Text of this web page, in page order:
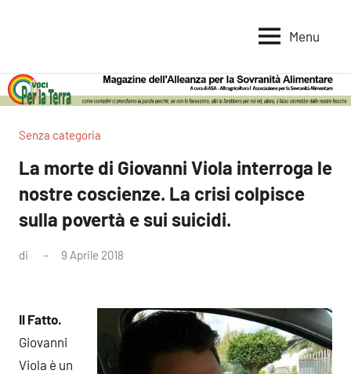
per
la
Terra
per
la
Alimentare
Menu
Senza categoria
La morte di Giovanni Viola interroga le
nostre coscienze. La crisi colpisce
sulla povertà e sui suicidi.
di 9 Aprile 2018
Il Fatto.
Giovanni
Viola è un